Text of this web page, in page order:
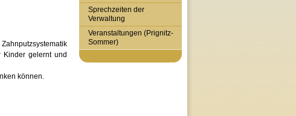
Kinder gelernt und
können.
Sprechzeiten der
Verwaltung
Veranstaltungen (Prignitz-
Sommer)